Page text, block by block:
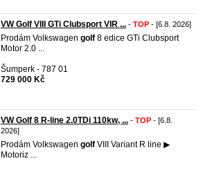
VW Golf VIII GTi Clubsport VIR ... - TOP - [6.8. 2026]
Prodám Volkswagen golf 8 edice GTi Clubsport
Motor 2.0 ...
Šumperk - 787 01
729 000 Kč
VW Golf 8 R-line 2.0TDi 110kw, ... - TOP - [6.8.
2026]
Prodám Volkswagen golf VIII Variant R line ▶
Motoriz ...